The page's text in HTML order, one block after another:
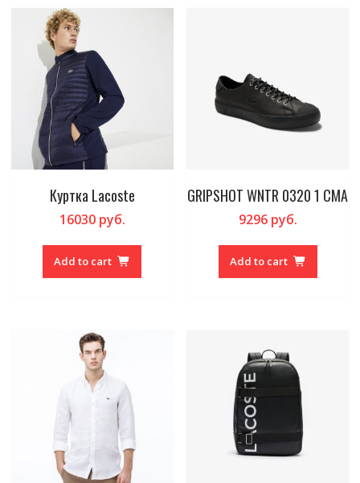
Куртка Lacoste
16030руб.
Add to cart
GRIPSHOT WNTR 0320 1 CMA
9296руб.
Add to cart